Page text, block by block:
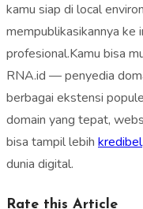
kamu siap di local
mempublikasikannya ke
profesional.Kamu bisa
RNA.id — penyedia
berbagai ekstensi
domain yang tepat,
bisa tampil lebih kredibel
dunia digital.
Rate this Article